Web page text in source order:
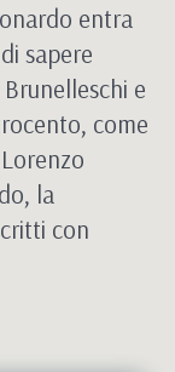
entra
sapere
e
come
la
con